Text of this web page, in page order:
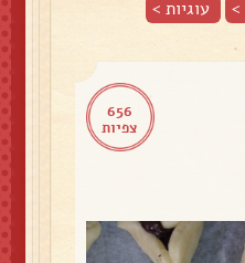
> עוגיות>
656
צפיות